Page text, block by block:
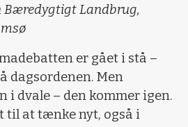
Bæredygtigt Landbrug,
er gået i stå –
dagsordenen. Men
i dvale – den kommer igen.
til at tænke nyt, også i